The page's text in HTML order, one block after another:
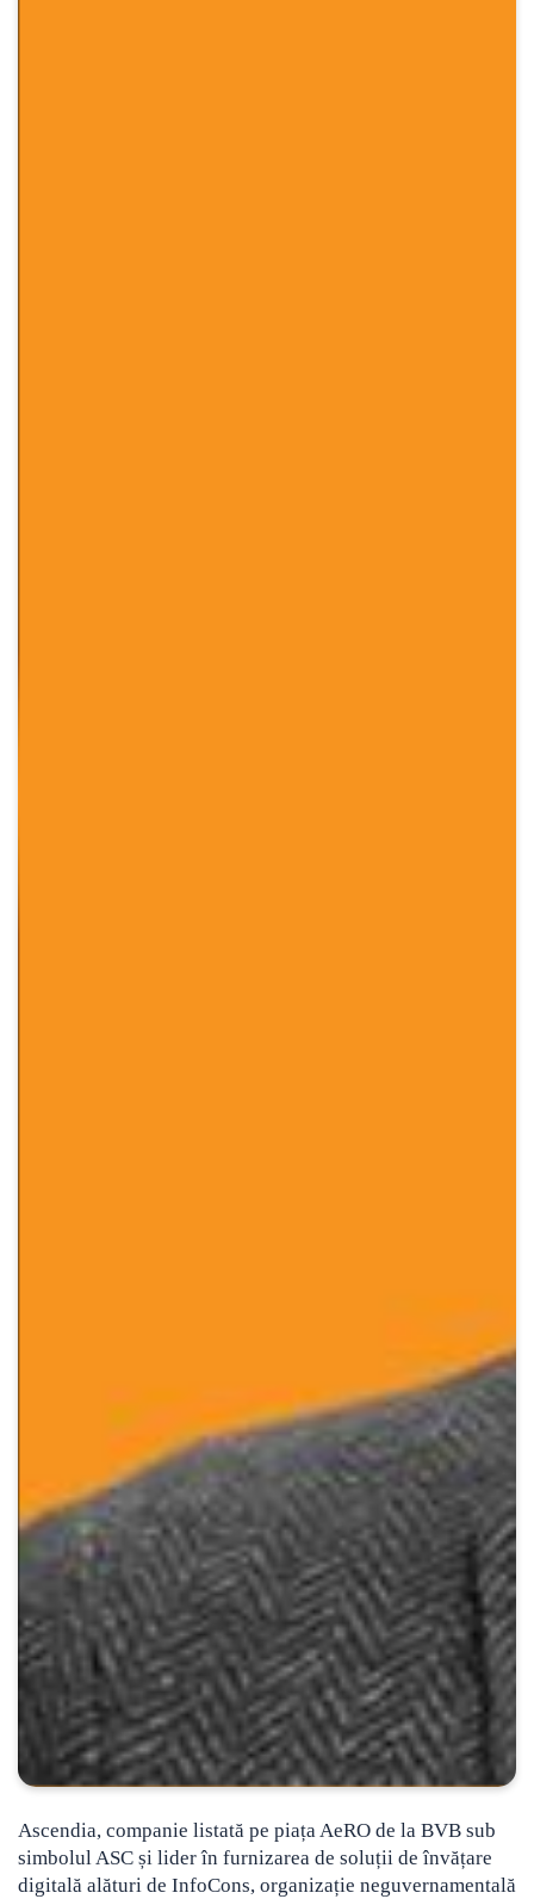
Ascendia, companie listată pe piața AeRO de la BVB sub
simbolul ASC și lider în furnizarea de soluții de învățare
digitală alături de InfoCons, organizație neguvernamentală